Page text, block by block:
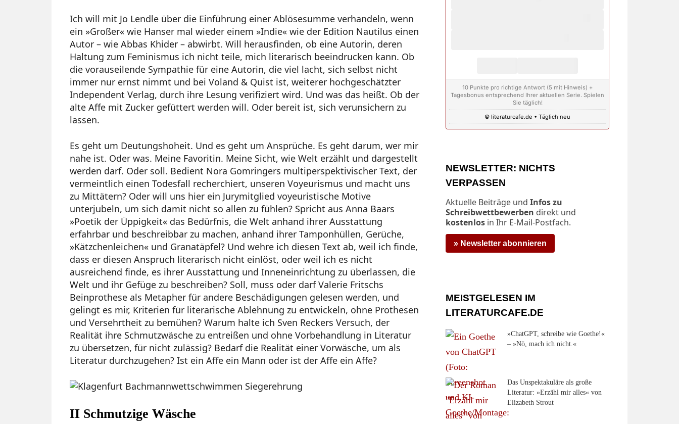
Ich will mit Jo Lendle über die Einführung einer Ablösesumme verhandeln, wenn
ein »Großer« wie Hanser mal wieder einem »Indie« wie der Edition Nautilus einen
Autor – wie Abbas Khider – abwirbt. Will herausfinden, ob eine Autorin, deren
Haltung zum Feminismus ich nicht teile, mich literarisch beeindrucken kann. Ob
die vorauseilende Sympathie für eine Autorin, die viel lacht, sich selbst nicht
immer nur ernst nimmt und bei Voland & Quist ist, weiterer hochgeschätzter
Independent Verlag, durch ihre Lesung verifiziert wird. Und was das heißt. Ob der
alte Affe mit Zucker gefüttert werden will. Oder bereit ist, sich verunsichern zu
lassen.
Es geht um Deutungshoheit. Und es geht um Ansprüche. Es geht darum, wer mir
nahe ist. Oder was. Meine Favoritin. Meine Sicht, wie Welt erzählt und dargestellt
werden darf. Oder soll. Bedient Nora Gomringers multiperspektivischer Text, der
vermeintlich einen Todesfall recherchiert, unseren Voyeurismus und macht uns
zu Mittätern? Oder will uns hier ein Jurymitglied voyeuristische Motive
unterjubeln, um sich damit nicht so allen zu fühlen? Spricht aus Anna Baars
»Poetik der Üppigkeit« das Bedürfnis, die Welt anhand ihrer Ausstattung
erfahrbar und beschreibbar zu machen, anhand ihrer Tamponhüllen, Gerüche,
»Kätzchenleichen« und Granatäpfel? Und wehre ich diesen Text ab, weil ich finde,
dass er diesen Anspruch literarisch nicht einlöst, oder weil ich es nicht
ausreichend finde, es ihrer Ausstattung und Inneneinrichtung zu überlassen, die
Welt und ihr Gefüge zu beschreiben? Soll, muss oder darf Valerie Fritschs
Beinprothese als Metapher für andere Beschädigungen gelesen werden, und
gelingt es mir, Kriterien für literarische Ablehnung zu entwickeln, ohne Prothesen
und Versehrtheit zu bemühen? Warum halte ich Sven Reckers Versuch, der
Realität ihre Schmutzwäsche zu entreißen und ohne Vorbehandlung in Literatur
zu übersetzen, für nicht zulässig? Bedarf die Realität einer Vorwäsche, um als
Literatur durchzugehen? Ist ein Affe ein Mann oder ist der Affe ein Affe?
II Schmutzige Wäsche
10 Punkte pro richtige Antwort (5 mit Hinweis) +
Tagesbonus entsprechend Ihrer aktuellen Serie. Spielen
Sie täglich!
© literaturcafe.de • Täglich neu
NEWSLETTER: NICHTS
VERPASSEN
Aktuelle Beiträge und Infos zu
Schreibwettbewerben direkt und
kostenlos in Ihr E-Mail-Postfach.
» Newsletter abonnieren
MEISTGELESEN IM
LITERATURCAFE.DE
»ChatGPT, schreibe wie Goethe!«
– »Nö, mach ich nicht.«
Das Unspektakuläre als große
Literatur: »Erzähl mir alles« von
Elizabeth Strout